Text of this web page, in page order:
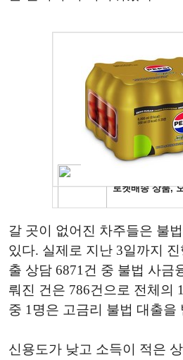
갈 곳이 없어진 차주들은 불
있다. 실제로 지난 3일까지
출 상담 6871건 중 불법 사금
뤄진 건은 786건으로 전체의
중 1명은 고금리 불법 대출을
신용도가 낮고 소득이 적은